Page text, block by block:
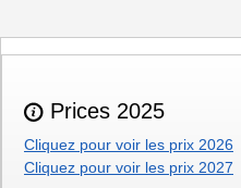
Prices 2025
Cliquez pour voir les prix 2026
Cliquez pour voir les prix 2027